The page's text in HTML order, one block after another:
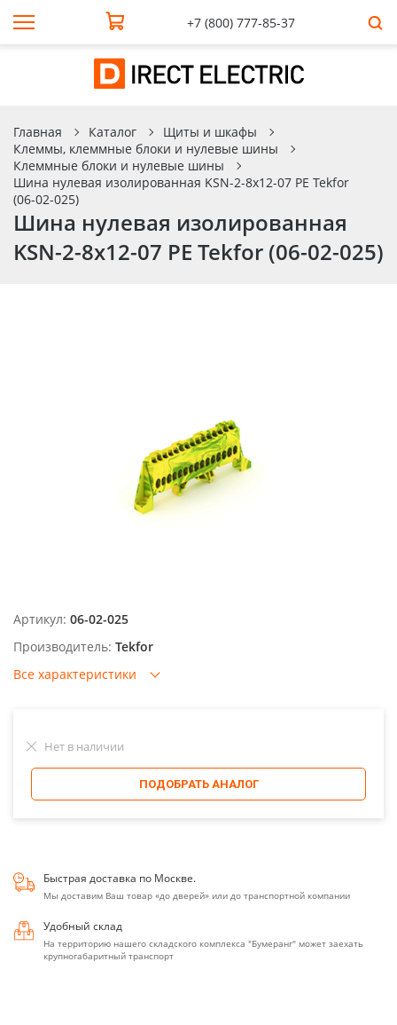
+7 (800) 777-85-37
Главная Каталог
Щиты и шкафы
Клеммы, клеммные блоки и нулевые шины
Клеммные блоки и нулевые шины
Шина нулевая изолированная KSN-2-8х12-07 PE Tekfor
(06-02-025)
Шина нулевая изолированная
KSN-2-8х12-07 PE Tekfor (06-02-025)
Артикул: 06-02-025
Производитель: Tekfor
Все характеристики
Нет в наличии
ПОДОБРАТЬ АНАЛОГ
Быстрая доставка по Москве.
Мы доставим Ваш товар «до дверей» или до транспортной компании
Удобный склад
На территорию нашего складского комплекса "Бумеранг" может заехать
крупногабаритный транспорт